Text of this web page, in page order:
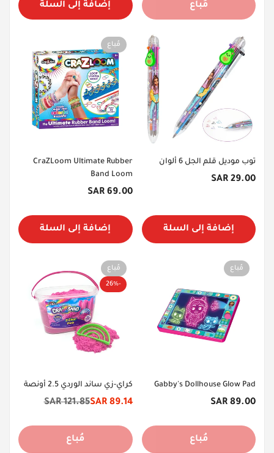
مُباع إضافة إلى السلة
توب موديل قلم الجل 6 ألوان
السعر
29.00 SAR
إضافة إلى السلة
مُباع
CraZLoom Ultimate Rubber
Band Loom
السعر
69.00 SAR
إضافة إلى السلة
مُباع
Gabby's Dollhouse Glow Pad
السعر
89.00 SAR
مُباع
مُباع
-26%
كراي-زي ساند الوردي 2.5 أونصة
سعر
89.14 SAR
السعر
121.85 SAR
مُباع